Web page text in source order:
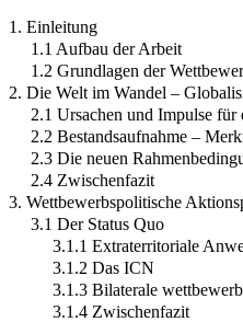
1. Einleitung
1.1 Aufbau der Arbeit
1.2 Grundlagen der
2. Die Welt im Wandel –
2.1 Ursachen und Impulse
2.2 Bestandsaufnahme –
2.3 Die neuen
2.4 Zwischenfazit
3. Wettbewerbspolitische
3.1 Der Status Quo
3.1.1 Extraterritoriale
3.1.2 Das ICN
3.1.3 Bilaterale
3.1.4 Zwischenfazit